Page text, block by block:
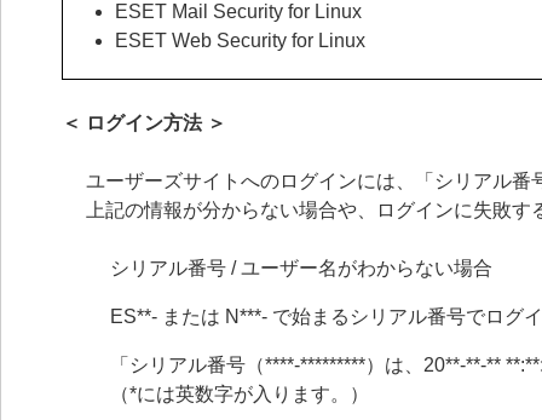
ESET Mail Security for Linux
ESET Web Security for Linux
＜ ログイン方法 ＞
ユーザーズサイトへのログインには、「シリアル
上記の情報が分からない場合や、ログインに失敗
シリアル番号 / ユーザー名がわからない場合
ES**- または N***- で始まるシリアル番号でログ
「シリアル番号（****-*********）は、20**-**-**
（*には英数字が入ります。）